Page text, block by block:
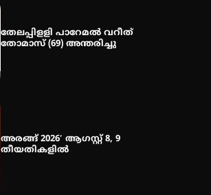
തേലപ്പിളളി പാറേമൽ വറീത്
തോമാസ് (69) അന്തരിച്ചു
അരങ്ങ് 2026′ ആഗസ്റ്റ് 8, 9
തീയതികളിൽ